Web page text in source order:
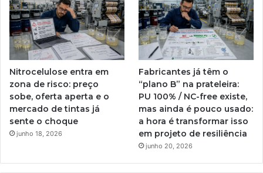
Nitrocelulose entra em
zona de risco: preço
sobe, oferta aperta e o
mercado de tintas já
sente o choque
junho 18, 2026
Fabricantes já têm o
“plano B” na prateleira:
PU 100% / NC-free existe,
mas ainda é pouco usado:
a hora é transformar isso
em projeto de resiliência
junho 20, 2026